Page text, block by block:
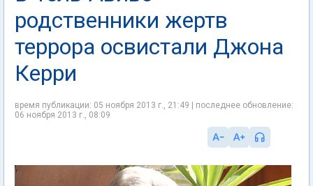
родственники жертв
террора освистали Джона
Керри
время публикации: 05 ноября 2013 г., 21:49 | последнее обновление:
06 ноября 2013 г., 08:09